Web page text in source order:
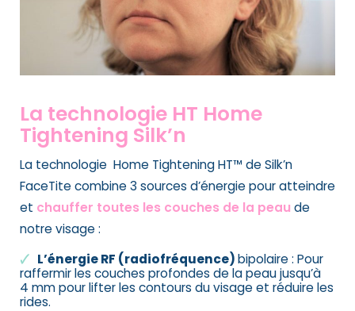
La technologie HT Home
Tightening Silk’n
La technologie Home Tightening HT™ de Silk’n
FaceTite combine 3 sources d’énergie pour atteindre
et chauffer toutes les couches de la peau de
notre visage :
L’énergie RF (radiofréquence)bipolaire : Pour
raffermir les couches profondes de la peau jusqu’à
4 mm pour lifter les contours du visage et réduire les
rides.